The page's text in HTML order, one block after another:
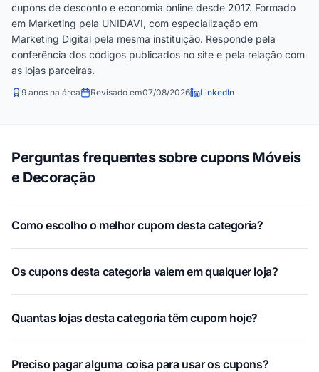
cupons de desconto e economia online desde 2017. Formado
em Marketing pela UNIDAVI, com especialização em
Marketing Digital pela mesma instituição. Responde pela
conferência dos códigos publicados no site e pela relação com
as lojas parceiras.
9 anos na área Revisado em07/08/2026 LinkedIn
Perguntas frequentes sobre cupons Móveis
e Decoração
Como escolho o melhor cupom desta categoria?
Os cupons desta categoria valem em qualquer loja?
Quantas lojas desta categoria têm cupom hoje?
Preciso pagar alguma coisa para usar os cupons?